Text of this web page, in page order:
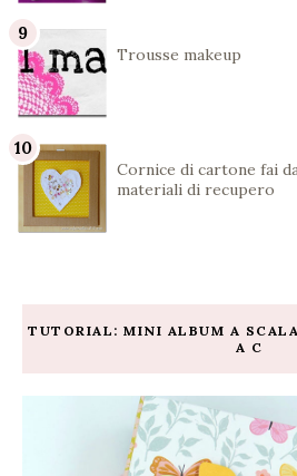
Trousse makeup
Cornice di cartone fai
materiali di recupero
TUTORIAL: MINI ALBUM A
A C